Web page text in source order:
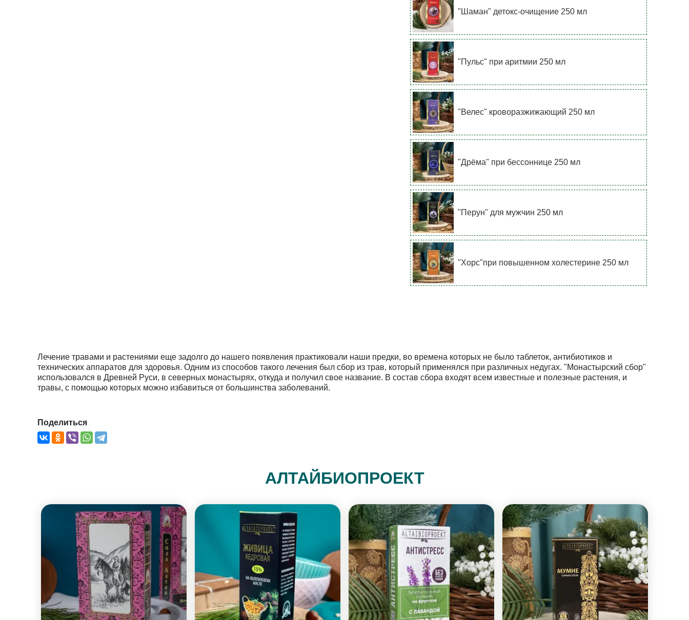
"Шаман" детокс-очищение 250 мл
"Пульс" при аритмии 250 мл
"Велес" кроворазжижающий 250 мл
"Дрёма" при бессоннице 250 мл
"Перун" для мужчин 250 мл
"Хорс"при повышенном холестерине 250 мл
Лечение травами и растениями еще задолго до нашего появления практиковали наши предки, во времена которых не было таблеток, антибиотиков и
технических аппаратов для здоровья. Одним из способов такого лечения был сбор из трав, который применялся при различных недугах. "Монастырский сбор"
использовался в Древней Руси, в северных монастырях, откуда и получил свое название. В состав сбора входят всем известные и полезные растения, и
травы, с помощью которых можно избавиться от большинства заболеваний.
Поделиться
АЛТАЙБИОПРОЕКТ